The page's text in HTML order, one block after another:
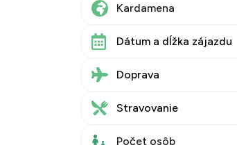
Dátum a dĺžka zájazdu
Doprava
Stravovanie
Počet osôb